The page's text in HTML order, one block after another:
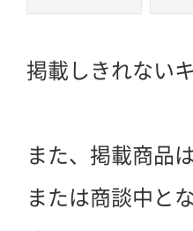
掲載しきれない
また、掲載商品
または商談中と